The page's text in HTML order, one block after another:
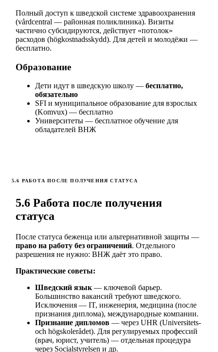
Полный доступ к шведской системе здравоохранения
(vårdcentral — районная поликлиника). Визиты
частично субсидируются, действует «потолок»
расходов (högkostnadsskydd). Для детей и молодёжи —
бесплатно.
Образование
Дети идут в шведскую школу — бесплатно,
обязательно
SFI и муниципальное образование для взрослых
(Komvux) — бесплатно
Университеты — бесплатное обучение для
обладателей ВНЖ
5.6 РАБОТА ПОСЛЕ ПОЛУЧЕНИЯ СТАТУСА
5.6 Работа после получения
статуса
После статуса беженца или альтернативной защиты —
право на работу без ограничений. Отдельного
разрешения не нужно: ВНЖ даёт это право.
Практические советы:
Шведский язык — ключевой барьер.
Большинство вакансий требуют шведского.
Исключения — IT, инженерия, медицина (после
признания диплома), международные компании.
Признание дипломов — через UHR (Universitets-
och högskolerådet). Для регулируемых профессий
(врач, юрист, учитель) — отдельная процедура
через Socialstyrelsen и др.